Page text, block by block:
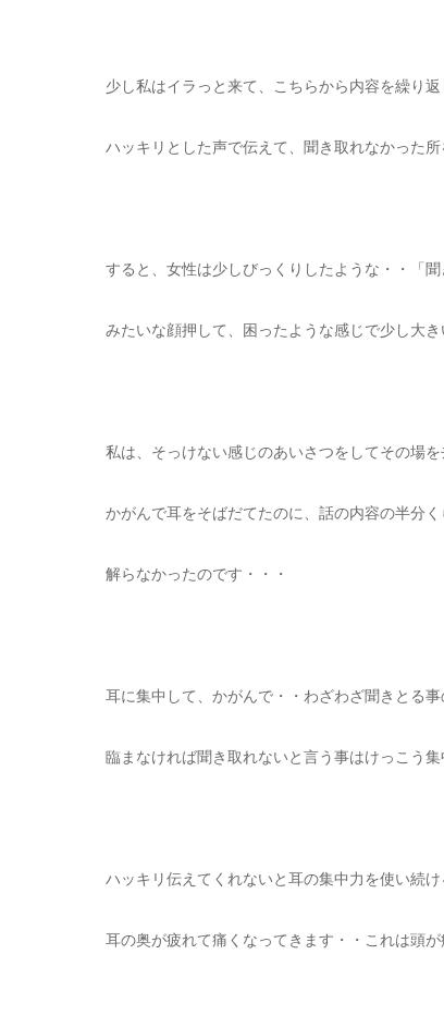
少し私はイラっと来て、こちらから内容を繰り
ハッキリとした声で伝えて、聞き取れなかった所
すると、女性は少しびっくりしたような・・「
みたいな顔押して、困ったような感じで少し大き
私は、そっけない感じのあいさつをしてその場
かがんで耳をそばだてたのに、話の内容の半分
解らなかったのです・・・
耳に集中して、かがんで・・わざわざ聞きとる
臨まなければ聞き取れないと言う事はけっこう
ハッキリ伝えてくれないと耳の集中力を使い続
耳の奥が疲れて痛くなってきます・・これは頭が